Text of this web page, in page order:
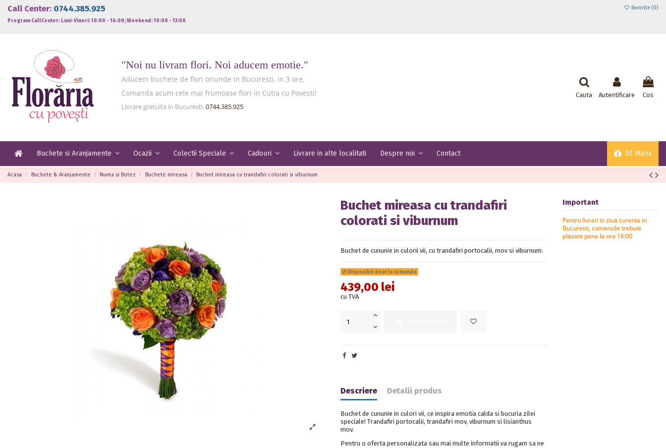
Call Center: 0744.385.925
Program CallCenter: Luni-Vineri: 10:00 - 16:00; Weekend: 10:00 - 13:00
Favorite (0)
"Noi nu livram flori. Noi aducem emotie."
Aducem buchete de flori oriunde in Bucuresti, in 3 ore.
Comanda acum cele mai frumoase flori in Cutia cu Povesti!
Livrare gratuita in Bucuresti. 0744.385.925
Cauta Autentificare Cos
Buchete si Aranjamente Ocazii Colectii Speciale Cadouri Livrare in alte localitati Despre noi Contact Sf. Maria
Acasa Buchete & Aranjamente Nunta si Botez Buchete mireasa Buchet mireasa cu trandafiri colorati si viburnum
Buchet mireasa cu trandafiri
colorati si viburnum
Buchet de cununie in culorii vii, cu trandafiri portocalii, mov si viburnum.
Disponibil doar la comanda
439,00 lei
cu TVA
Descriere Detalii produs
Buchet de cununie in culori vii, ce inspira emotia calda si bucuria zilei
speciale! Trandafiri portocalii, trandafiri mov, viburnum si lisianthus
mov.
Pentru o oferta personalizata sau mai multe informatii va rugam sa ne
Important
Pentru livrari in ziua curenta in
Bucuresti, comenzile trebuie
plasate pana la ora 16:00